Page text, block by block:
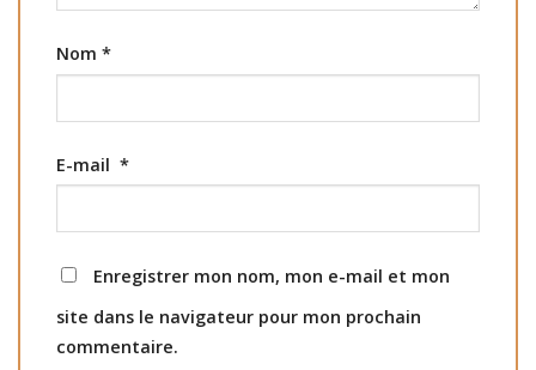
Nom *
E-mail *
Enregistrer mon nom, mon e-mail et mon
site dans le navigateur pour mon prochain
commentaire.